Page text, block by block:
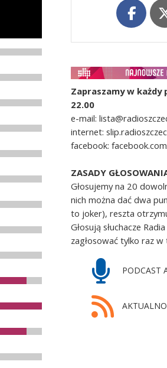
Zapraszamy w każdy
22.00
e-mail:
internet:
facebook:
ZASADY
Głosujemy na 20
nich można dać dwa
to joker), reszta
Głosują słuchacze
zagłosować tylko raz w
PODCAST